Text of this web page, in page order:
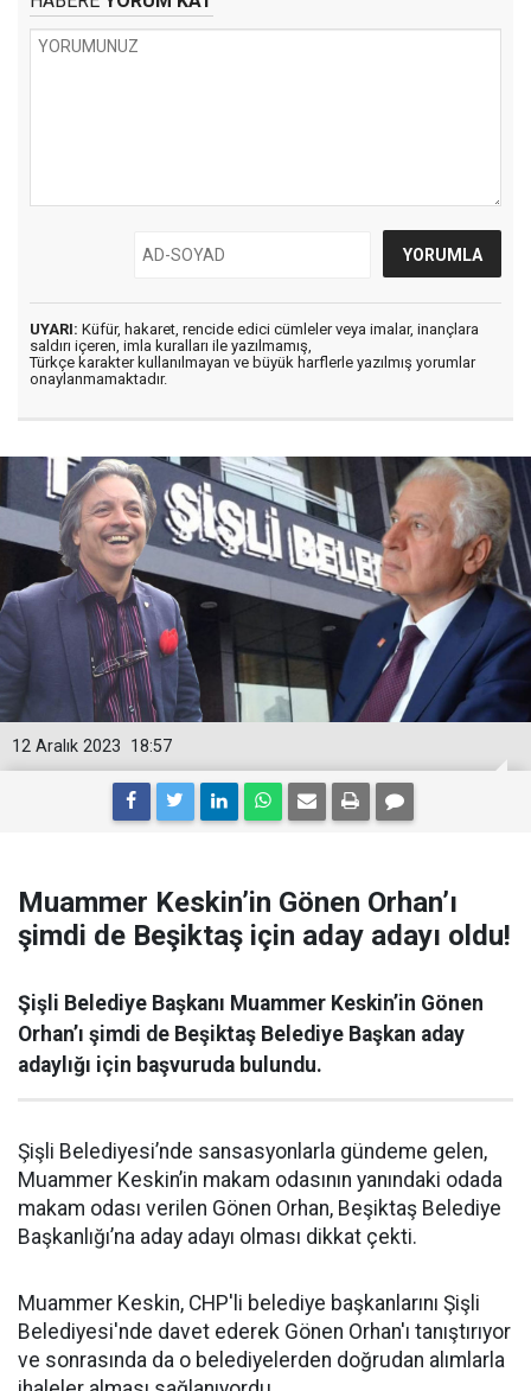
UYARI: Küfür, hakaret, rencide edici cümleler veya imalar, inançlara
saldırı içeren, imla kuralları ile yazılmamış,
Türkçe karakter kullanılmayan ve büyük harflerle yazılmış yorumlar
onaylanmamaktadır.
18:57
12 Aralık 2023
Muammer Keskin’in Gönen Orhan’ı
şimdi de Beşiktaş için aday adayı oldu!
Şişli Belediye Başkanı Muammer Keskin’in Gönen
Orhan’ı şimdi de Beşiktaş Belediye Başkan aday
adaylığı için başvuruda bulundu.
Şişli Belediyesi’nde sansasyonlarla gündeme gelen,
Muammer Keskin’in makam odasının yanındaki odada
makam odası verilen Gönen Orhan, Beşiktaş Belediye
Başkanlığı’na aday adayı olması dikkat çekti.
Muammer Keskin, CHP'li belediye başkanlarını Şişli
Belediyesi'nde davet ederek Gönen Orhan'ı tanıştırıyor
ve sonrasında da o belediyelerden doğrudan alımlarla